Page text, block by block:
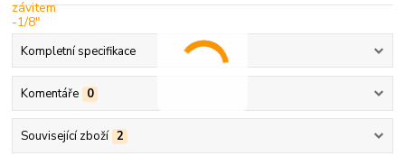
Kompletní specifikace
Komentáře 0
Související zboží 2